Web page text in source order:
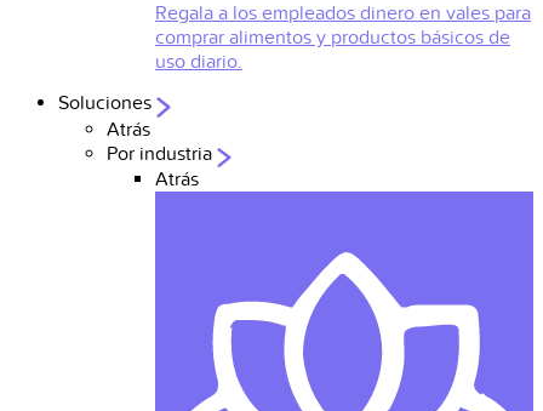
Regala a los empleados dinero en vales para
comprar alimentos y productos básicos de
uso diario.
Soluciones
Atrás
Por industria
Atrás